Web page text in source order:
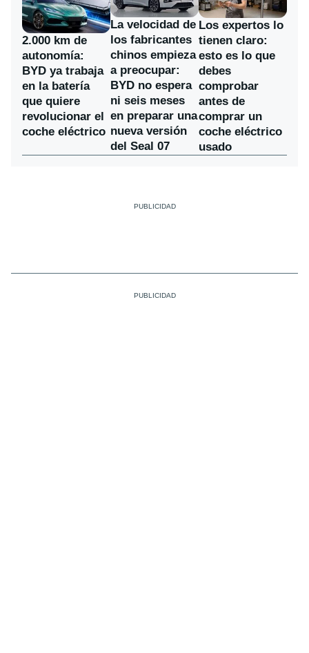
2.000 km de
autonomía:
BYD ya trabaja
en la batería
que quiere
revolucionar el
coche eléctrico
La velocidad de
los fabricantes
chinos empieza
a preocupar:
BYD no espera
ni seis meses
en preparar una
nueva versión
del Seal 07
Los expertos lo
tienen claro:
esto es lo que
debes
comprobar
antes de
comprar un
coche eléctrico
usado